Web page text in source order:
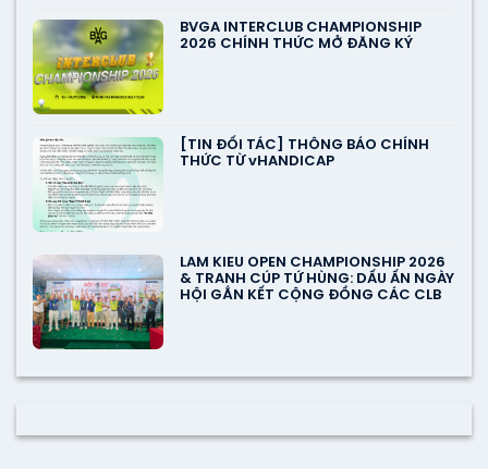
BVGA INTERCLUB CHAMPIONSHIP
2026 CHÍNH THỨC MỞ ĐĂNG KÝ
[TIN ĐỐI TÁC] THÔNG BÁO CHÍNH
THỨC TỪ vHANDICAP
LAM KIEU OPEN CHAMPIONSHIP 2026
& TRANH CÚP TỨ HÙNG: DẤU ẤN NGÀY
HỘI GẮN KẾT CỘNG ĐỒNG CÁC CLB